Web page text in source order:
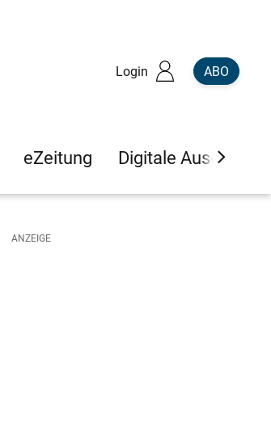
Login ABO
eZeitung Digitale Ausgaben